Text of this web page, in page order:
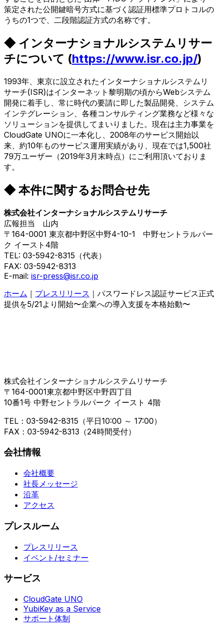
策定された公開鍵暗号方式に基づく認証用標準プロトコルの
うちの1つで、二段階認証方式の名称です。
◆ インターナショナルシステムリサー
チについて (https://www.isr.co.jp/)
1993年、東京に設立されたインターナショナルシステムリ
サーチ(ISR)はインターネット黎明期の頃からWebシステム
開発に着手し、常に時代の要請に即した製品開発、システム
インテグレーション、各種コンサルティング業務など様々な
ソリューションを提供してまいりました。現在は主力事業を
CloudGate UNOに一本化し、2008年のサービス開始以
来、約10年ものサービス運用実績があり、現在では1,500社
79万ユーザー（2019年3月末時点）にご利用頂いておりま
す。
◆ 本件に関するお問合せ先
株式会社インターナショナルシステムリサーチ
広報担当 山内
〒164-0001 東京都中野区中野4-10-1 中野セントラルパー
ク イースト4階
TEL: 03-5942-8315（代表）
FAX: 03-5942-8313
E-mail: isr-press@isr.co.jp
ホーム ｜ プレスリリース ｜ パスワードレス認証サービス正式
提供を5/21より開始〜企業への導入支援を本格始動〜
株式会社インターナショナルシステムリサーチ
〒164-0001東京都中野区中野四丁目
10番1号 中野セントラルパーク イースト 4階
TEL：03-5942-8315（平日10:00 ～ 17:00）
FAX：03-5942-8313（24時間受付）
会社情報
会社概要
社長メッセージ
沿革
アクセス
プレスルーム
プレスリリース
イベント/セミナー
サービス
CloudGate UNO
YubiKey as a Service
サポート体制